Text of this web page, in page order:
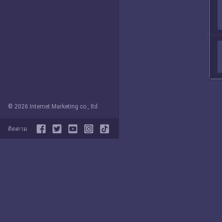
© 2026 Internet Marketing co., ltd
ติดตาม